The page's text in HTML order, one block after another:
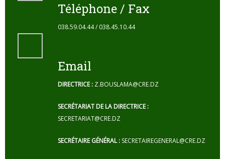
Téléphone / Fax
038.59.04.44 / 038.45.10.44
Email
DIRECTRICE : Z.BOUSLAMA@CRE.DZ
SECRÉTARIAT DE LA DIRECTRICE :
SECRETARIAT@CRE.DZ
SECRÉTAIRE GÉNÉRAL : SECRETAIREGENERAL@CRE.DZ